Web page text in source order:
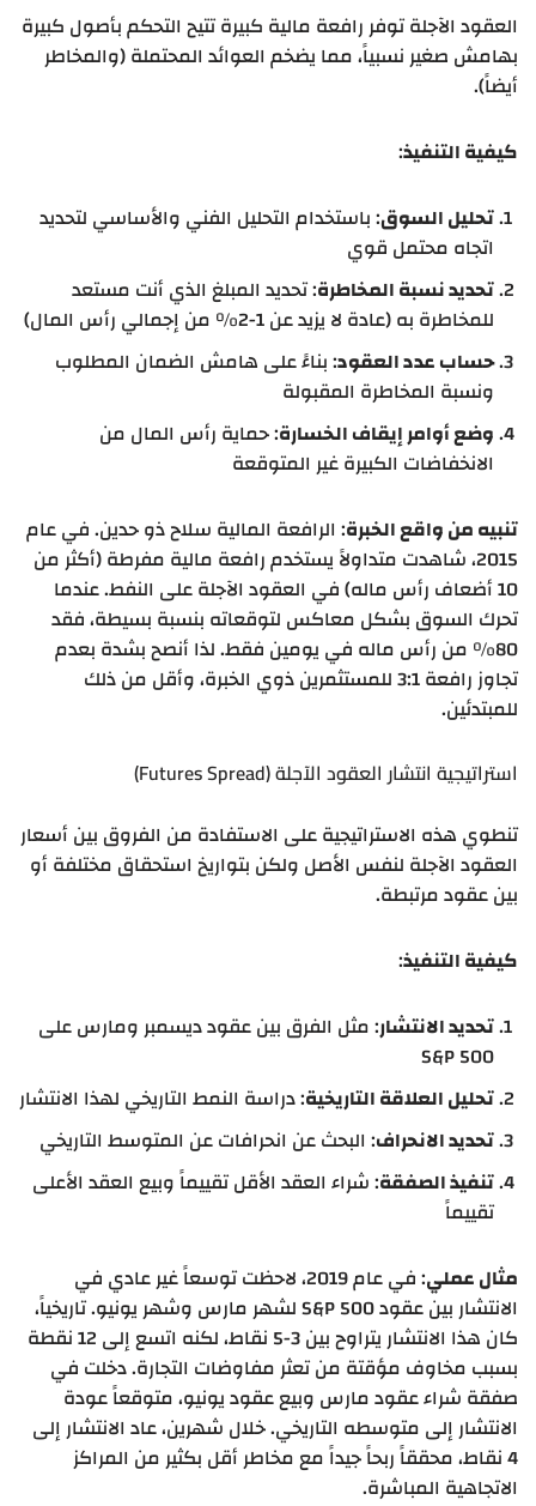
العقود الآجلة توفر رافعة مالية كبيرة تتيح التحكم بأصول كبيرة
بهامش صغير نسبياً، مما يضخم العوائد المحتملة (والمخاطر
أيضاً).
كيفية التنفيذ:
تحليل السوق: باستخدام التحليل الفني والأساسي لتحديد
اتجاه محتمل قوي
تحديد نسبة المخاطرة: تحديد المبلغ الذي أنت مستعد
للمخاطرة به (عادة لا يزيد عن 1-2% من إجمالي رأس المال)
حساب عدد العقود: بناءً على هامش الضمان المطلوب
ونسبة المخاطرة المقبولة
وضع أوامر إيقاف الخسارة: حماية رأس المال من
الانخفاضات الكبيرة غير المتوقعة
تنبيه من واقع الخبرة: الرافعة المالية سلاح ذو حدين. في عام
2015، شاهدت متداولاً يستخدم رافعة مالية مفرطة (أكثر من
10 أضعاف رأس ماله) في العقود الآجلة على النفط. عندما
تحرك السوق بشكل معاكس لتوقعاته بنسبة بسيطة، فقد
80% من رأس ماله في يومين فقط. لذا أنصح بشدة بعدم
تجاوز رافعة 3:1 للمستثمرين ذوي الخبرة، وأقل من ذلك
للمبتدئين.
استراتيجية انتشار العقود الآجلة (Futures Spread)
تنطوي هذه الاستراتيجية على الاستفادة من الفروق بين أسعار
العقود الآجلة لنفس الأصل ولكن بتواريخ استحقاق مختلفة أو
بين عقود مرتبطة.
كيفية التنفيذ:
تحديد الانتشار: مثل الفرق بين عقود ديسمبر ومارس على
S&P 500
تحليل العلاقة التاريخية: دراسة النمط التاريخي لهذا الانتشار
تحديد الانحراف: البحث عن انحرافات عن المتوسط التاريخي
تنفيذ الصفقة: شراء العقد الأقل تقييماً وبيع العقد الأعلى
تقييماً
مثال عملي
: في عام 2019، لاحظت توسعاً غير عادي في
الانتشار بين عقود S&P 500 لشهر مارس وشهر يونيو. تاريخياً،
كان هذا الانتشار يتراوح بين 3-5 نقاط، لكنه اتسع إلى 12 نقطة
بسبب مخاوف مؤقتة من تعثر مفاوضات التجارة. دخلت في
صفقة شراء عقود مارس وبيع عقود يونيو، متوقعاً عودة
الانتشار إلى متوسطه التاريخي. خلال شهرين، عاد الانتشار إلى
4 نقاط، محققاً ربحاً جيداً مع مخاطر أقل بكثير من المراكز
الاتجاهية المباشرة.